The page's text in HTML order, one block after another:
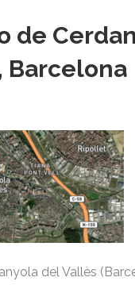
de
Barcelona
del Vallès